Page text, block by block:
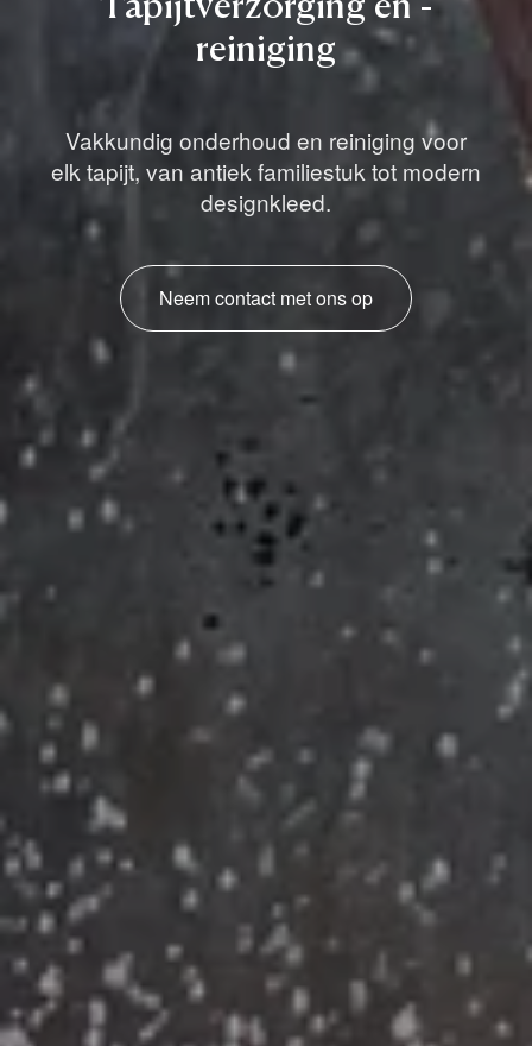
Tapijtverzorging en -
reiniging
Vakkundig onderhoud en reiniging voor
elk tapijt, van antiek familiestuk tot modern
designkleed.
Neem contact met ons op